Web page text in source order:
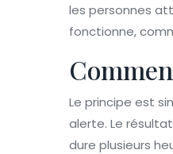
les personnes
fonctionne,
Le principe est
alerte. Le
dure plusieurs